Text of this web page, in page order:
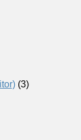
(3)